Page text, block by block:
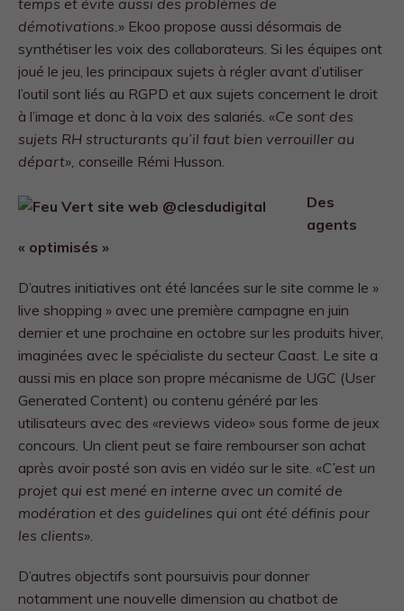
temps et évite aussi des problèmes de
démotivations.» Ekoo propose aussi désormais de
synthétiser les voix des collaborateurs. Si les équipes ont
joué le jeu, les principaux sujets à régler avant d’utiliser
l’outil sont liés au RGPD et aux sujets concernent le droit
à l’image et donc à la voix des salariés. «Ce sont des
sujets RH structurants qu’il faut bien verrouiller au
départ», conseille Rémi Husson.
Des
agents
« optimisés »
D’autres initiatives ont été lancées sur le site comme le »
live shopping » avec une première campagne en juin
dernier et une prochaine en octobre sur les produits hiver,
imaginées avec le spécialiste du secteur Caast. Le site a
aussi mis en place son propre mécanisme de UGC (User
Generated Content) ou contenu généré par les
utilisateurs avec des «reviews video» sous forme de jeux
concours. Un client peut se faire rembourser son achat
après avoir posté son avis en vidéo sur le site. «C’est un
projet qui est mené en interne avec un comité de
modération et des guidelines qui ont été définis pour
les clients».
D’autres objectifs sont poursuivis pour donner
notamment une nouvelle dimension au chatbot de